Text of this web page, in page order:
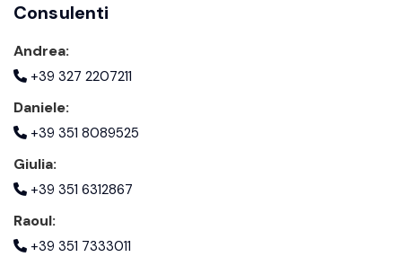
Consulenti
Andrea:
+39 327 2207211
Daniele:
+39 351 8089525
Giulia:
+39 351 6312867
Raoul:
+39 351 7333011